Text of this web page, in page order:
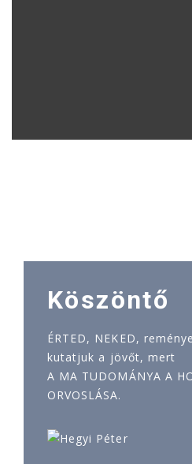
Köszöntő
ÉRTED, NEKED,
kutatjuk a jövőt, mert
A MA TUDOMÁNYA A
ORVOSLÁSA.